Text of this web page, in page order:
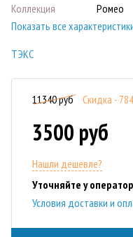
Коллекция
Ромео
Показать все
ТЭКС
11340 руб Скидка -
3500 руб
Нашли дешевле?
Уточняйте у
Условия доставки и